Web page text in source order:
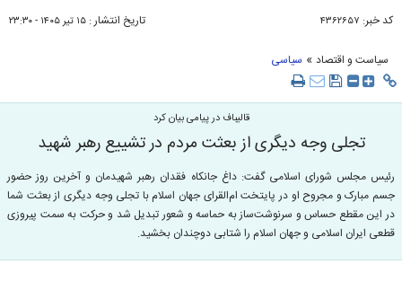
کد خبر: ۴۳۶۲۶۵۷ تاریخ انتشار : ۱۵ تير ۱۴۰۵ - ۲۳:۳۰
سیاست و اقتصاد » سیاسی
قالیباف در پیامی بیان کرد
تجلی وجه دیگری از بعثت مردم در تشییع رهبر شهید
رئیس مجلس شورای اسلامی گفت: داغ جانکاه فقدان رهبر شهیدمان و آخرین روز حضور
جسم مبارک و مجروح او در پایتخت ام‌القرای جهان اسلام با تجلی وجه دیگری از بعثت شما
در این مقطع حساس و سرنوشت‌ساز به حماسه و شعور تبدیل شد و حرکت به سمت پیروزی
قطعی ایران اسلامی و جهان اسلام را شتابی دوچندان بخشید.